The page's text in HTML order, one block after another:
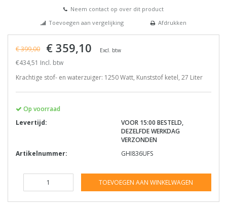
Neem contact op over dit product
Toevoegen aan vergelijking
Afdrukken
€ 399,00 € 359,10 Excl. btw
€434,51 Incl. btw
Krachtige stof- en waterzuiger: 1250 Watt, Kunststof ketel, 27 Liter
Op voorraad
Levertijd:
VOOR 15:00 BESTELD,
DEZELFDE WERKDAG
VERZONDEN
Artikelnummer:
GHI836UFS
TOEVOEGEN AAN WINKELWAGEN